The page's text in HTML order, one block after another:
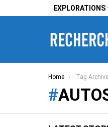
EXPLORATIONS
You are here:
Home Tag